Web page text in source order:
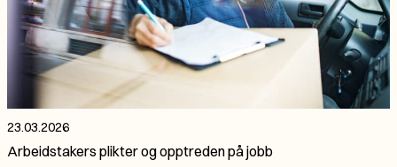
23.03.2026
Arbeidstakers plikter og opptreden på jobb